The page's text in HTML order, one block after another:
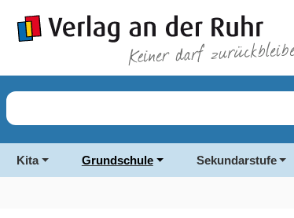
Zur Hauptnavigation springen
Kita Grundschule Sekundarstufe